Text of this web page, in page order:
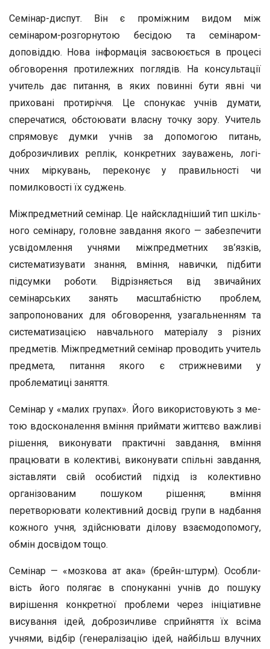
Семінар-диспут. Він є проміжним видом між
семінаром-розгорнутою бесідою та семінаром-
доповіддю. Нова інформація засвоюється в процесі
обговорення протиле­жних поглядів. На консультації
учитель дає питання, в яких повинні бути явні чи
приховані протиріччя. Це спо­нукає учнів думати,
сперечатися, обстоювати власну точ­ку зору. Учитель
спрямовує думки учнів за допомогою пи­тань,
доброзичливих реплік, конкретних зауважень, логі­
чних міркувань, переконує у правильності чи
помилковості їх суджень.
Міжпредметний семінар. Це найскладніший тип шкіль­
ного семінару, головне завдання якого — забезпечити
усві­домлення учнями міжпредметних зв’язків,
систематизува­ти знання, вміння, навички, підбити
підсумки роботи. Відрізняється від звичайних
семінарських занять масштаб­ністю проблем,
запропонованих для обговорення, узагаль­ненням та
систематизацією навчального матеріалу з різних
предметів. Міжпредметний семінар проводить учитель
предмета, питання якого є стрижневими у
проблематиці за­няття.
Семінар у «малих групах». Його використовують з ме­
тою вдосконалення вміння приймати життєво важливі
рі­шення, виконувати практичні завдання, вміння
працюва­ти в колективі, виконувати спільні завдання,
зіставляти свій особистий підхід із колективно
організованим пошуком рі­шення; вміння
перетворювати колективний досвід групи в надбання
кожного учня, здійснювати ділову взаємодопо­могу,
обмін досвідом тощо.
Семінар — «мозкова ат ака» (брейн-штурм). Особли­
вість його полягає в спонуканні учнів до пошуку
вирішення конкретної проблеми через ініціативне
висування ідей, до­брозичливе сприйняття їх всіма
учнями, відбір (генера­лізацію ідей, найбільш влучних